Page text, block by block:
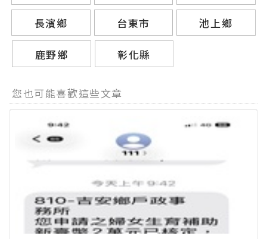
長濱鄉 台東市 池上鄉
鹿野鄉 彰化縣
您也可能喜歡這些文章